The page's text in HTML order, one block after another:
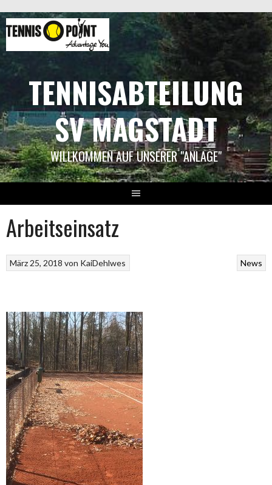
zum
Inhalt
TENNISABTEILUNG
SV MAGSTADT
WILLKOMMEN AUF UNSERER "ANLAGE"
Arbeitseinsatz
News
März 25, 2018 von KaiDehlwes